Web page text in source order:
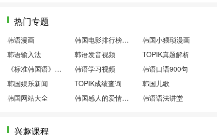
热门专题
韩语漫画 韩国电影排行榜前十名
韩国小猥琐漫画
韩语输入法
韩语发音视频
TOPIK真题解析
《标准韩国语》第一册
韩语学习视频
韩语口语900句
韩国娱乐新闻
TOPIK成绩查询
韩国儿歌
韩国网站大全
韩国感人的爱情电影 韩语语法讲堂
兴趣课程